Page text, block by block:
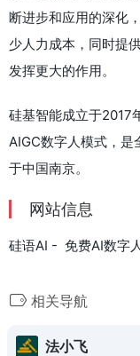
断进步和应用的深化
少人力成本，同时提
发挥更大的作用。
硅基智能成立于2017
AIGC数字人模式，
于中国南京。
网站信息
硅语AI - 免费AI数字
相关导航
法小飞